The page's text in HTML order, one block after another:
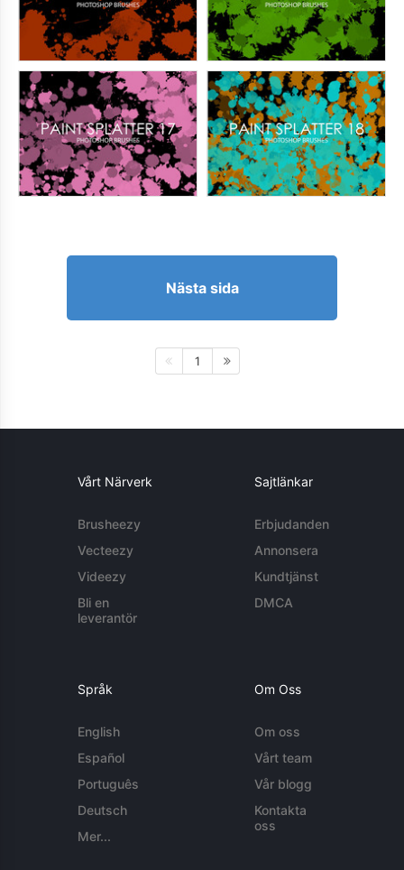
Nästa sida
1
Vårt Närverk
Brusheezy
Vecteezy
Videezy
Bli en
leverantör
Sajtlänkar
Erbjudanden
Annonsera
Kundtjänst
DMCA
Språk
English
Español
Português
Deutsch
Mer...
Om Oss
Om oss
Vårt team
Vår blogg
Kontakta
oss